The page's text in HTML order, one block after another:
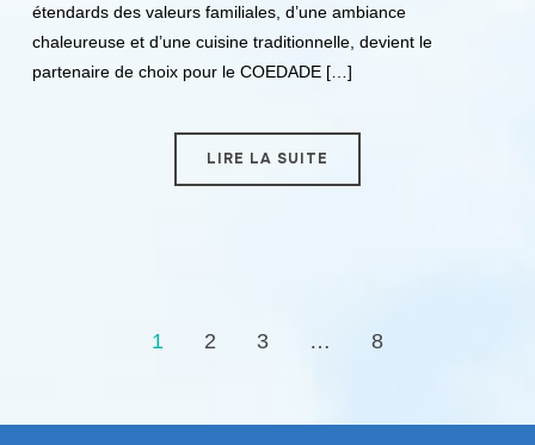
étendards des valeurs familiales, d’une ambiance
chaleureuse et d’une cuisine traditionnelle, devient le
partenaire de choix pour le COEDADE […]
LIRE LA SUITE
1 2 3 … 8